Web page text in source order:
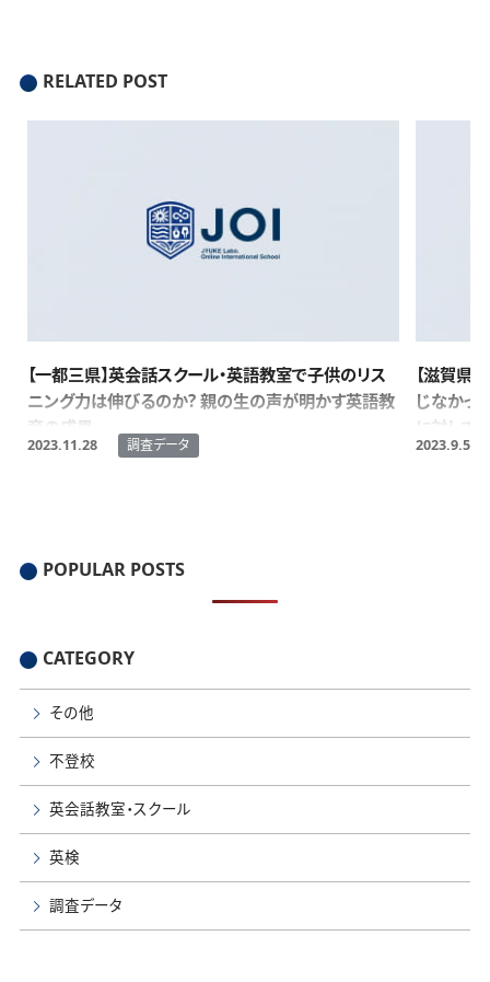
RELATED POST
【一都三県】英会話スクール・英語教室で子供のリス
ニング力は伸びるのか? 親の生の声が明かす英語教
育の成果。
2023.11.28 調査データ
【滋賀県
じなかっ
に対し
2023.9.5
POPULAR POSTS
CATEGORY
その他
不登校
英会話教室・スクール
英検
調査データ